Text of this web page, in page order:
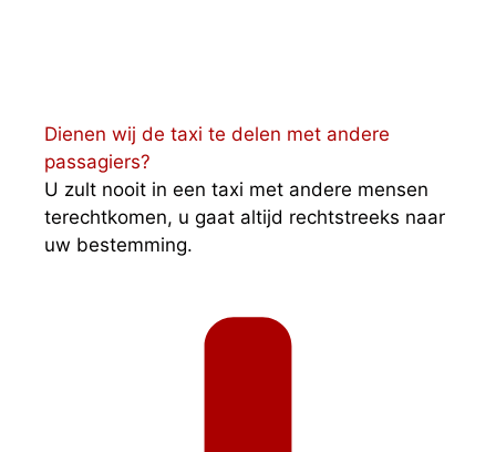
Dienen wij de taxi te delen met andere
passagiers?
U zult nooit in een taxi met andere mensen
terechtkomen, u gaat altijd rechtstreeks naar
uw bestemming.